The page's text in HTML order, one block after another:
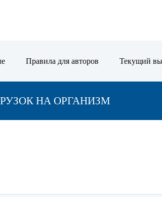
Правила для авторов Текущий
НА ОРГАНИЗМ